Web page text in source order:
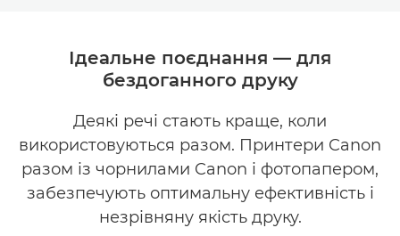
ПАПІР
Ідеальне поєднання — для
бездоганного друку
Деякі речі стають краще, коли
використовуються разом. Принтери Canon
разом із чорнилами Canon і фотопапером,
забезпечують оптимальну ефективність і
незрівняну якість друку.